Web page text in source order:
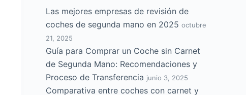
Las mejores empresas de revisión de
coches de segunda mano en 2025 octubre
21, 2025
Guía para Comprar un Coche sin Carnet
de Segunda Mano: Recomendaciones y
Proceso de Transferencia junio 3, 2025
Comparativa entre coches con carnet y